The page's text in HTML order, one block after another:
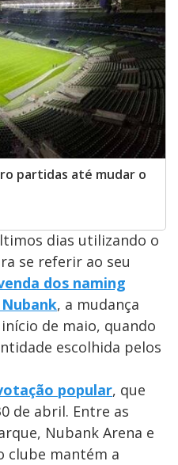
partidas até mudar o
dias utilizando o
se referir ao seu
dos naming
, a mudança
de maio, quando
escolhida pelos
popular, que
de abril. Entre as
Nubank Arena e
clube mantém a